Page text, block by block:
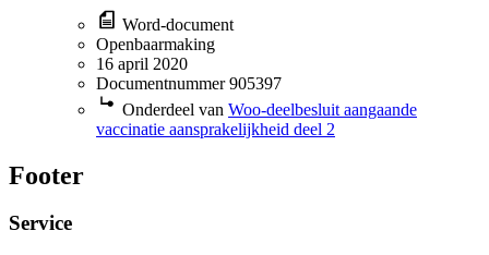
Word-document
Openbaarmaking
16 april 2020
Documentnummer 905397
Onderdeel van Woo-deelbesluit aangaande
vaccinatie aansprakelijkheid deel 2
Footer
Service